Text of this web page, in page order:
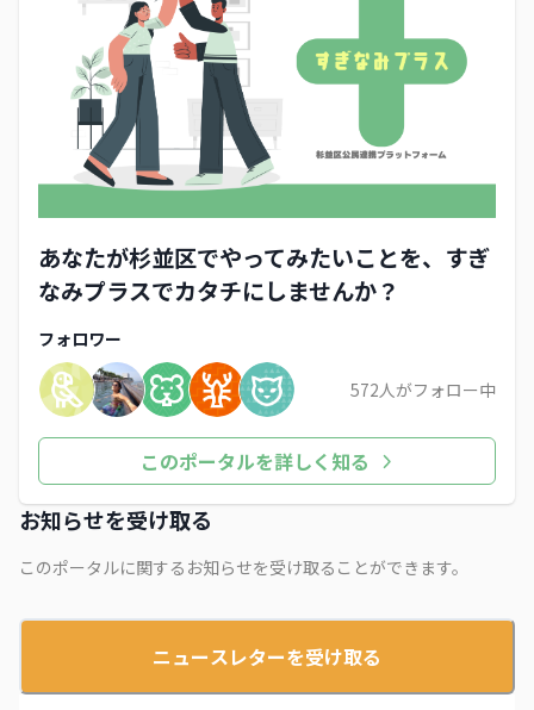
あなたが杉並区でやってみたいことを、すぎ
なみプラスでカタチにしませんか？
フォロワー
572人がフォロー中
このポータルを詳しく知る
お知らせを受け取る
このポータルに関するお知らせを受け取ることができます。
ニュースレターを受け取る